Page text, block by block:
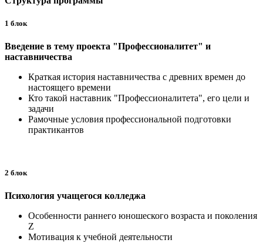
1 блок
Введение в тему проекта "Профессионалитет" и
наставничества
Краткая история наставничества с древних времен до
настоящего времени
Кто такой наставник "Профессионалитета", его цели и
задачи
Рамочные условия профессиональной подготовки
практикантов
2 блок
Психология учащегося колледжа
Особенности раннего юношеского возраста и поколения
Z
Мотивация к учебной деятельности